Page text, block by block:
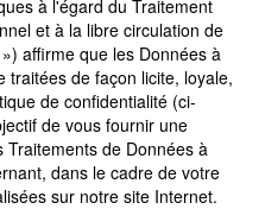
à l'égard du Traitement
et à la libre circulation de
affirme que les Données à
traitées de façon licite, loyale,
de confidentialité (ci-
de vous fournir une
de Données à
dans le cadre de votre
sur notre site Internet.